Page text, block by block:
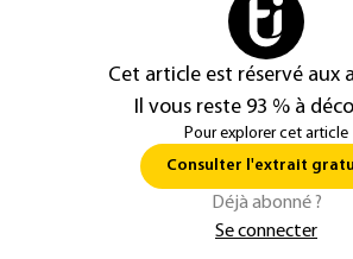
Cet article est réservé aux
Il vous reste 93 % à
Pour explorer cet article
Consulter l'extrait
Déjà abonné ?
Se connecter